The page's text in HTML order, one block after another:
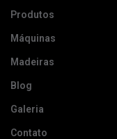
Produtos
Máquinas
Madeiras
Blog
Galeria
Contato